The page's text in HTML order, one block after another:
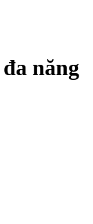
năng